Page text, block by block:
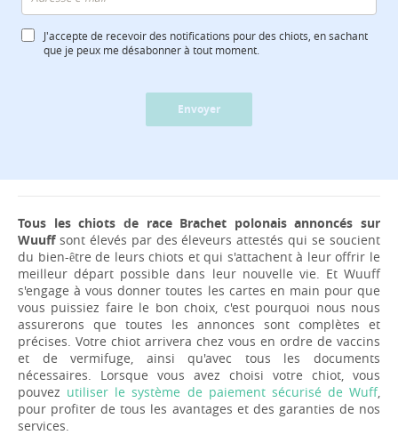
J'accepte de recevoir des notifications pour des chiots, en sachant
que je peux me désabonner à tout moment.
Envoyer
Tous les chiots de race Brachet polonais annoncés sur
Wuuffsont élevés par des éleveurs attestés qui se soucient
du bien-être de leurs chiots et qui s'attachent à leur offrir le
meilleur départ possible dans leur nouvelle vie. Et Wuuff
s'engage à vous donner toutes les cartes en main pour que
vous puissiez faire le bon choix, c'est pourquoi nous nous
assurerons que toutes les annonces sont complètes et
précises. Votre chiot arrivera chez vous en ordre de vaccins
et de vermifuge, ainsi qu'avec tous les documents
nécessaires. Lorsque vous avez choisi votre chiot, vous
pouvez utiliser le système de paiement sécurisé de Wuff,
pour profiter de tous les avantages et des garanties de nos
services.